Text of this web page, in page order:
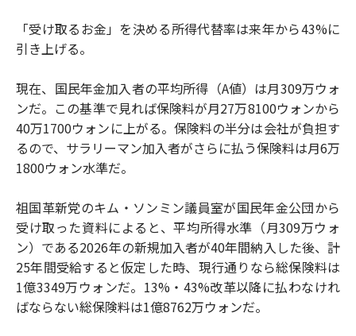
「受け取るお金」を決める所得代替率は来年から43%に
引き上げる。
現在、国民年金加入者の平均所得（A値）は月309万ウォ
ンだ。この基準で見れば保険料が月27万8100ウォンから
40万1700ウォンに上がる。保険料の半分は会社が負担す
るので、サラリーマン加入者がさらに払う保険料は月6万
1800ウォン水準だ。
祖国革新党のキム・ソンミン議員室が国民年金公団から
受け取った資料によると、平均所得水準（月309万ウォ
ン）である2026年の新規加入者が40年間納入した後、計
25年間受給すると仮定した時、現行通りなら総保険料は
1億3349万ウォンだ。13%・43%改革以降に払わなけれ
ばならない総保険料は1億8762万ウォンだ。